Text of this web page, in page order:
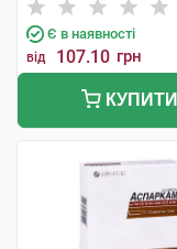
Є в наявності
від 107.10 грн
КУПИТИ